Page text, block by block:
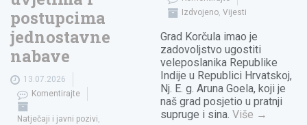
postupcima
jednostavne
nabave
13.07.2026
Komentirajte
Natječaji i javni pozivi,
Izdvojeno,Vijesti
Grad Korčula imao je
zadovoljstvo ugostiti
veleposlanika Republike
Indije u Republici Hrvatskoj,
Nj. E. g. Aruna Goela, koji je
naš grad posjetio u pratnji
supruge i sina.Više →